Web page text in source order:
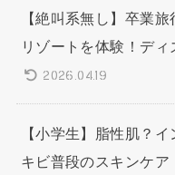
【絶叫系無し】卒業
リゾートを体験！ディ
2026.04.19
【小学生】脂性肌？
キビ普段のスキンケア